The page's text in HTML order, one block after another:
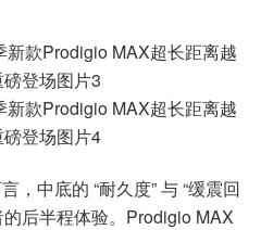
，中底的 “耐久度” 与 “缓震回
后半程体验。Prodigio MAX